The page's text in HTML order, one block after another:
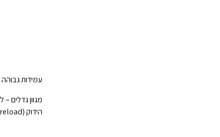
עמידות גבוהה למהלומות –
מגוון גדלים –
הידוק (Preload) – 6 דרגות הידוק שונות כסטנדרטיות המאפשרות רמות קשיחות שונות.